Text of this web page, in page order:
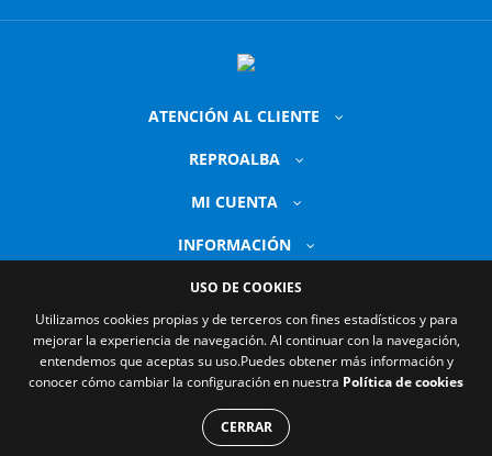
ATENCIÓN AL CLIENTE
REPROALBA
MI CUENTA
INFORMACIÓN
© 2026 Reproalba. Todos los derechos reservados.
USO DE COOKIES
Utilizamos cookies propias y de terceros con fines estadísticos y para
mejorar la experiencia de navegación. Al continuar con la navegación,
entendemos que aceptas su uso.Puedes obtener más información y
conocer cómo cambiar la configuración en nuestra Política de cookies
CERRAR